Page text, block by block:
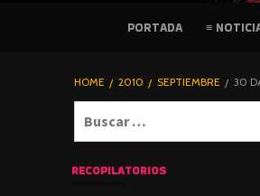
PELICULAS
BLOGHORROR
⋆
PORTADA ≡
HOME 2010 SEPTIEMBRE 30
RECOPILATORIOS